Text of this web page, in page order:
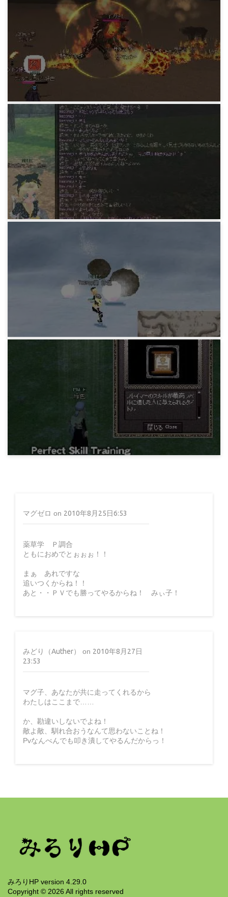
FLとBLの不具合修正
マビノギ日記
イフリートフィニ
15年前
珍しくだらだら日記(L)
15年前
マビノギ日記
ピシスかき氷イベント
15年前
フレイマーマスター（M・L）
15年前
マグゼロ on 2010年8月25日6:53
薬草学 Ｐ調合
ともにおめでとぉぉぉ！！
まぁ あれですな
追いつくからね！！
あと・・ＰＶでも勝ってやるからね！ みぃ子！
みどり（Auther） on 2010年8月27日
23:53
マグ子、あなたが共に走ってくれるから
わたしはここまで……
か、勘違いしないでよね！
敵よ敵、馴れ合おうなんて思わないことね！
Pvなんべんでも叩き潰してやるんだからっ！
みろりHP version 4.29.0
Copyright © 2026 All rights reserved